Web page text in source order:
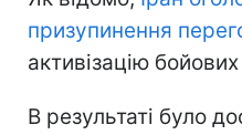
призупинення
активізацію бойових
В результаті було